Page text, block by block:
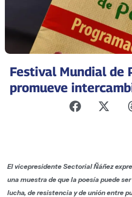
Festival Mundial de
promueve
El vicepresidente Sectorial Ñáñez
una muestra de que la poesía puede
lucha, de resistencia y de unión entre